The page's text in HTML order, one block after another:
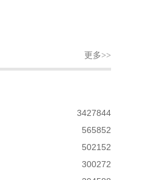
更多>>
3427844
565852
502152
300272